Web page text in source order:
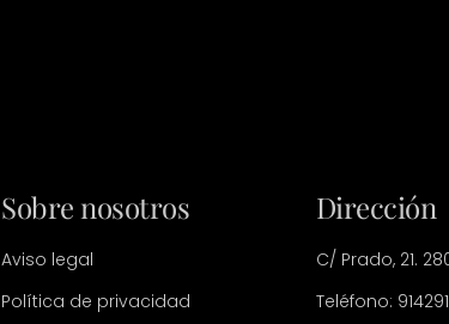
Sobre nosotros
Aviso legal
Política de privacidad
Dirección
C/ Prado, 21.
Teléfono: